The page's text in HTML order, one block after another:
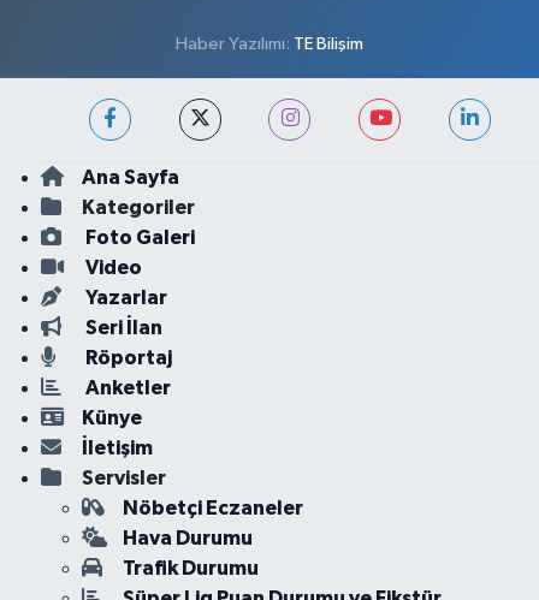
Haber Yazılımı: TE Bilişim
Ana Sayfa
Kategoriler
Foto Galeri
Video
Yazarlar
Seri İlan
Röportaj
Anketler
Künye
İletişim
Servisler
Nöbetçi Eczaneler
Hava Durumu
Trafik Durumu